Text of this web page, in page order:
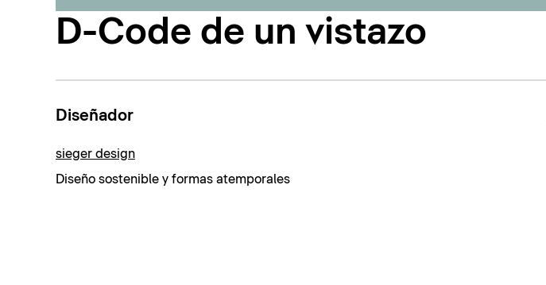
D-Code de un vistazo
Diseñador
sieger design
Diseño sostenible y formas atemporales